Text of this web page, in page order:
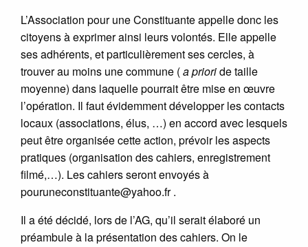
L’Association pour une Constituante appelle donc les
citoyens à exprimer ainsi leurs volontés. Elle appelle
ses adhérents, et particulièrement ses cercles, à
trouver au moins une commune (a prioride taille
moyenne) dans laquelle pourrait être mise en œuvre
l’opération. Il faut évidemment développer les contacts
locaux (associations, élus, …) en accord avec lesquels
peut être organisée cette action, prévoir les aspects
pratiques (organisation des cahiers, enregistrement
filmé,…). Les cahiers seront envoyés à
pouruneconstituante@yahoo.fr .
Il a été décidé, lors de l’AG, qu’il serait élaboré un
préambule à la présentation des cahiers. On le